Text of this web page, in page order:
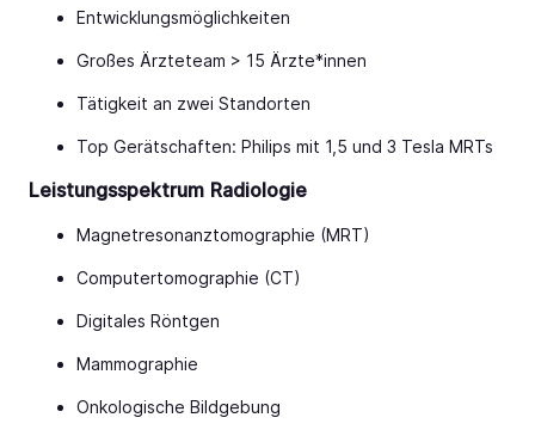
Entwicklungsmöglichkeiten
Großes Ärzteteam > 15 Ärzte*innen
Tätigkeit an zwei Standorten
Top Gerätschaften: Philips mit 1,5 und 3 Tesla MRTs
Leistungsspektrum Radiologie
Magnetresonanztomographie (MRT)
Computertomographie (CT)
Digitales Röntgen
Mammographie
Onkologische Bildgebung